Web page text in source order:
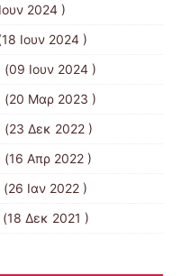
2024 )
Ιουν 2024 )
Ιουν 2024 )
(20 Μαρ 2023 )
(23 Δεκ 2022 )
Απρ 2022 )
Ιαν 2022 )
Δεκ 2021 )